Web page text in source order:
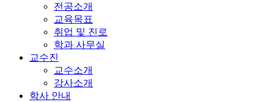
전공소개
교육목표
취업 및 진로
학과 사무실
교수진
교수소개
강사소개
학사 안내